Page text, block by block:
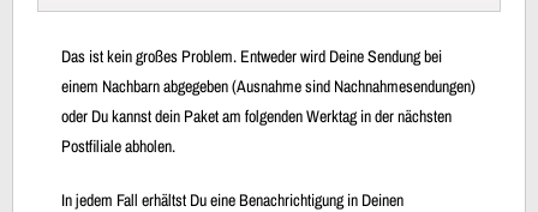
Das ist kein großes Problem. Entweder wird Deine Sendung bei
einem Nachbarn abgegeben (Ausnahme sind Nachnahmesendungen)
oder Du kannst dein Paket am folgenden Werktag in der nächsten
Postfiliale abholen.
In jedem Fall erhältst Du eine Benachrichtigung in Deinen